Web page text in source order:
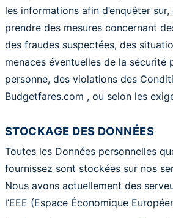
les informations afin d’enquêter sur,
prendre des mesures concernant
des fraudes suspectées, des
menaces éventuelles de la sécurité
personne, des violations des
Budgetfares.com , ou selon les
STOCKAGE DES DONNÉES
Toutes les Données personnelles
fournissez sont stockées sur nos
Nous avons actuellement des
l’EEE (Espace Économique